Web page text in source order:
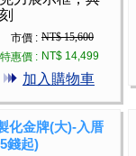
市價 : NT$ 15,600
特惠價 : NT$ 14,499
加入購物車
化金牌(大)-入厝
錢起)